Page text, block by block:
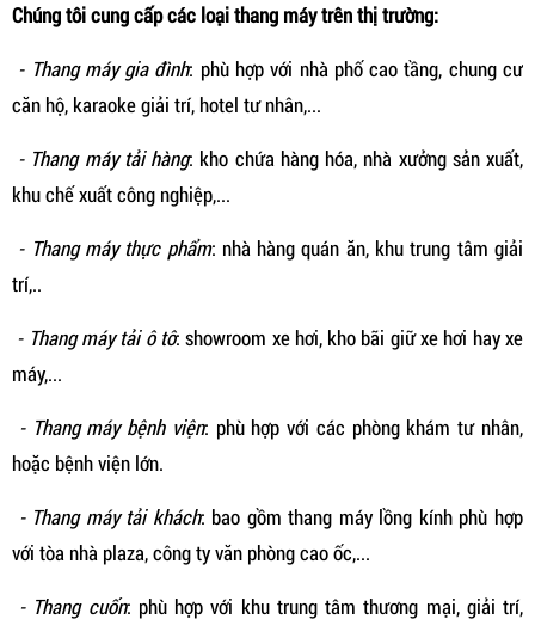
Chúng tôi cung cấp các loại thang máy trên thị trường:
- Thang máy gia đình: phù hợp với nhà phố cao tầng, chung cư
căn hộ, karaoke giải trí, hotel tư nhân,...
- Thang máy tải hàng: kho chứa hàng hóa, nhà xưởng sản xuất,
khu chế xuất công nghiệp,...
- Thang máy thực phẩm: nhà hàng quán ăn, khu trung tâm giải
trí,..
- Thang máy tải ô tô: showroom xe hơi, kho bãi giữ xe hơi hay xe
máy,...
- Thang máy bệnh viện: phù hợp với các phòng khám tư nhân,
hoặc bệnh viện lớn.
- Thang máy tải khách: bao gồm thang máy lồng kính phù hợp
với tòa nhà plaza, công ty văn phòng cao ốc,...
- Thang cuốn: phù hợp với khu trung tâm thương mại, giải trí,